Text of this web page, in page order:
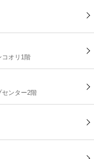
コオリ1階
センター2階